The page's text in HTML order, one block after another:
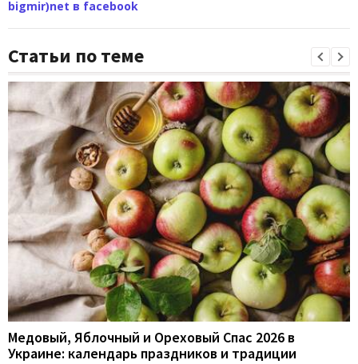
bigmir)net в facebook
Статьи по теме
Медовый, Яблочный и Ореховый Спас 2026 в
Украине: календарь праздников и традиции